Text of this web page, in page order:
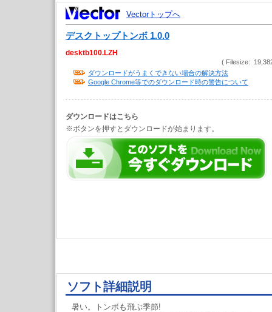
Vectorトップへ
デスクトップトンボ 1.0.0
desktb100.LZH
( Filesize:
ダウンロードがうまくできない場合の解決方法
Google Chrome等でのダウンロード時の警告について
ダウンロードはこちら
※ボタンを押すとダウンロードが始まります。
ソフト詳細説明
暑い。トンボも飛ぶ季節!